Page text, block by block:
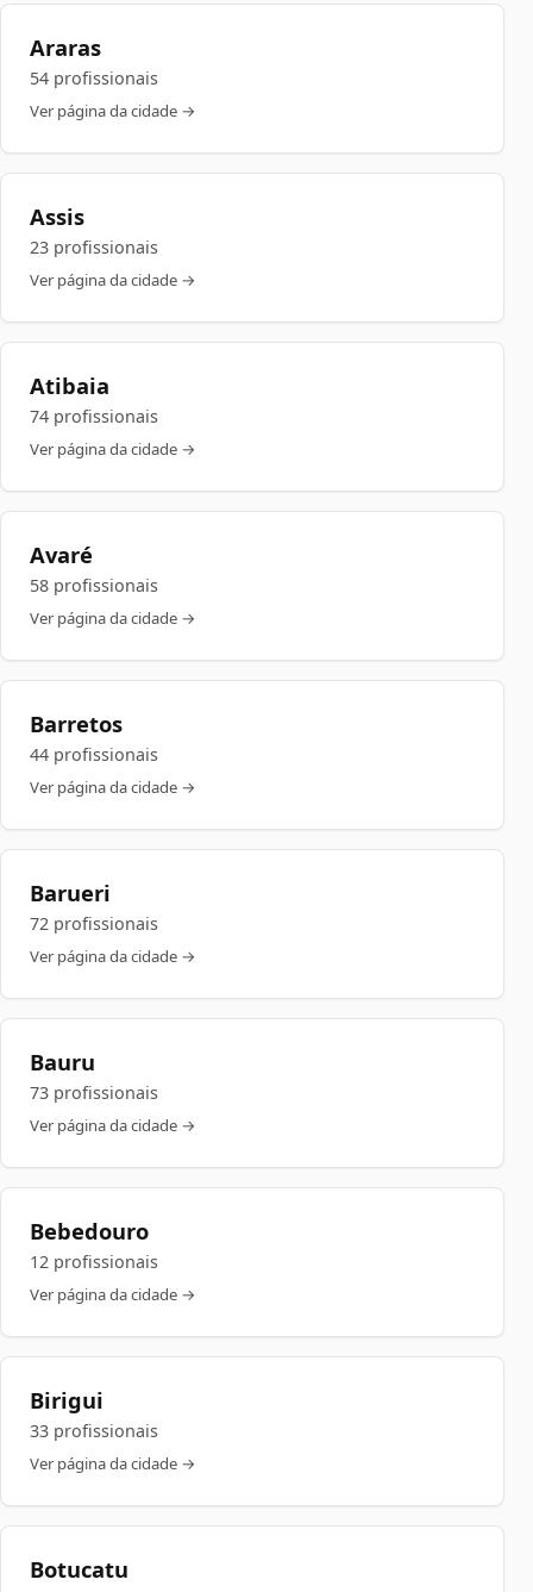
Araras
54 profissionais
Ver página da cidade →
Assis
23 profissionais
Ver página da cidade →
Atibaia
74 profissionais
Ver página da cidade →
Avaré
58 profissionais
Ver página da cidade →
Barretos
44 profissionais
Ver página da cidade →
Barueri
72 profissionais
Ver página da cidade →
Bauru
73 profissionais
Ver página da cidade →
Bebedouro
12 profissionais
Ver página da cidade →
Birigui
33 profissionais
Ver página da cidade →
Botucatu